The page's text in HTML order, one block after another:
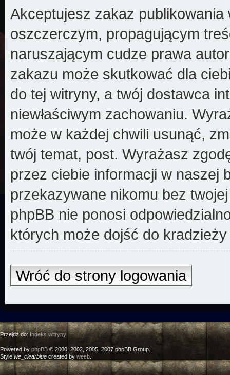
Akceptujesz zakaz
oszczerczym, propagującym
naruszającym cudze prawa
zakazu może skutkować dla
do tej witryny, a twój dostawca
niewłaściwym zachowaniu.
może w każdej chwili usunąć,
twój temat, post. Wyrażasz
przez ciebie informacji w naszej
przekazywane nikomu bez
phpBB nie ponosi
których może dojść do
Wróć do strony logowania
Przejdź do:Indeks witryny
Powered by phpBB © 2000, 2002, 2005, 2007 phpBB Group.
Style we_clearblue created by weeb